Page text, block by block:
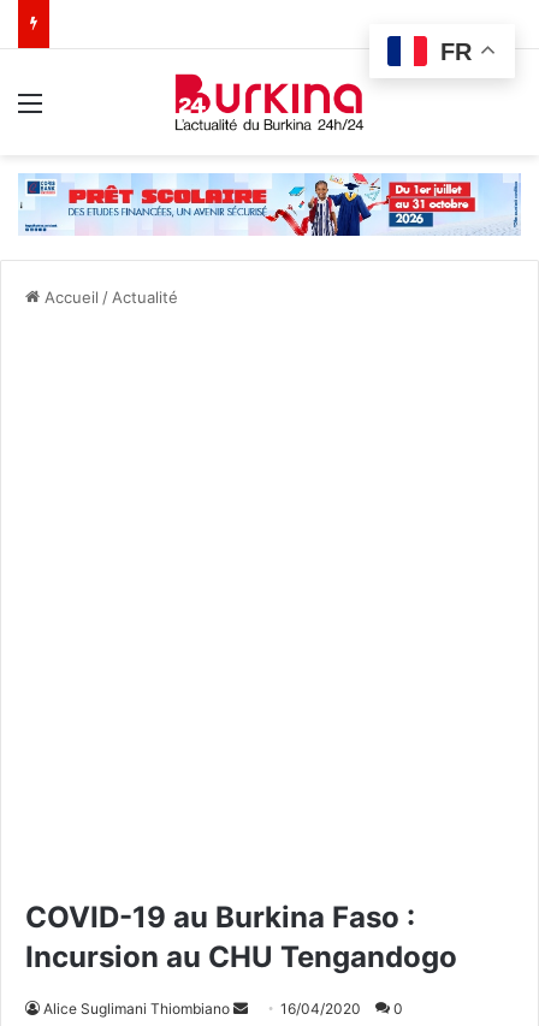
Accueil / Actualité
COVID-19 au Burkina Faso :
Incursion au CHU Tengandogo
Alice Suglimani Thiombiano 16/04/2020 0
FR